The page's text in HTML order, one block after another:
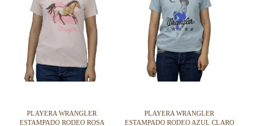
múltiples
variantes.
Las
opciones
pueden
elegir
de
múltiples
variantes.
Las
opciones
se
pueden
elegir
de
PLAYERA WRANGLER
ESTAMPADO RODEO ROSA
PLAYERA WRANGLER
ESTAMPADO RODEO AZUL CLARO